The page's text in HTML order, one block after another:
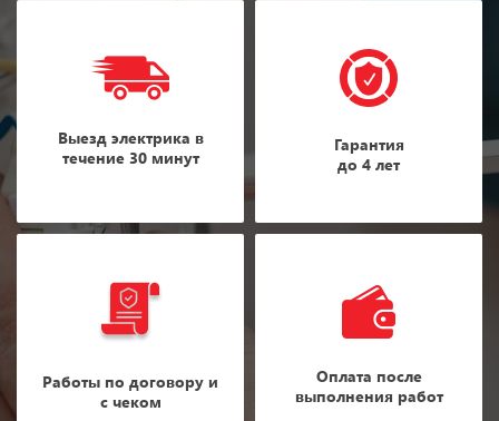
Выезд электрика в
течение 30 минут
Гарантия
до 4 лет
Работы по договору и
с чеком
Оплата после
выполнения работ